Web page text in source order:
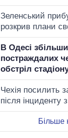
Зеленський
розкрив плани
В Одесі
постраждалих
обстріл
Чехія посилить
після інциденту
Більше